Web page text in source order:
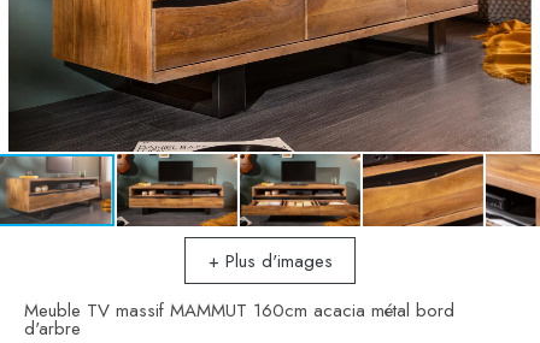
+ Plus d'images
Meuble TV massif MAMMUT 160cm acacia métal bord
d'arbre